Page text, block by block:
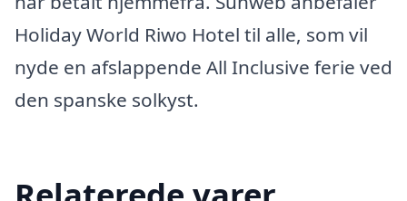
Holiday World Riwo Hotel til alle, som vil
nyde en afslappende All Inclusive ferie ved
den spanske solkyst.